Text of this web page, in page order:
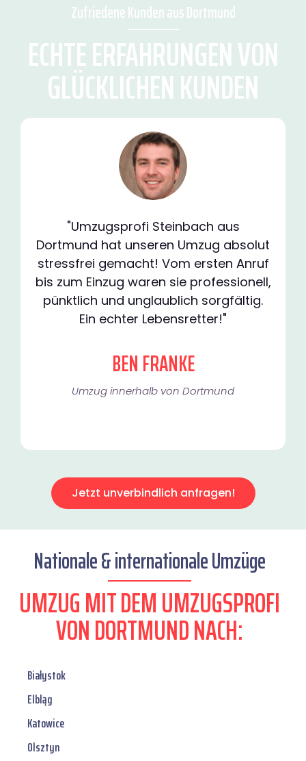
Zufriedene Kunden aus Dortmund
ECHTE ERFAHRUNGEN VON
GLÜCKLICHEN KUNDEN
"Umzugsprofi Steinbach aus
Dortmund hat unseren Umzug absolut
stressfrei gemacht! Vom ersten Anruf
bis zum Einzug waren sie professionell,
pünktlich und unglaublich sorgfältig.
Ein echter Lebensretter!"
BEN FRANKE
Umzug innerhalb von Dortmund​
Jetzt unverbindlich anfragen!
Nationale & internationale Umzüge
UMZUG MIT DEM UMZUGSPROFI
VON DORTMUND NACH:
Białystok
Elbląg
Katowice
Olsztyn